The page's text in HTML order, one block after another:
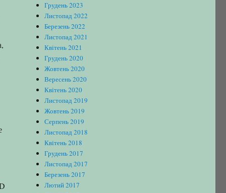
Грудень 2023
Листопад 2022
Березень 2022
Листопад 2021
Квітень 2021
Грудень 2020
Жовтень 2020
Вересень 2020
Квітень 2020
Листопад 2019
Жовтень 2019
Серпень 2019
Листопад 2018
Квітень 2018
Грудень 2017
Листопад 2017
Березень 2017
Лютий 2017